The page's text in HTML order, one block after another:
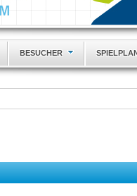
BESUCHER